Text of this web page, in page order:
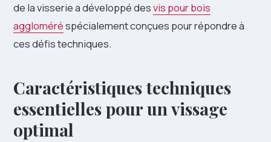
de la visserie a développé desvis pour bois
aggloméréspécialement conçues pour répondre à
ces défis techniques.
Caractéristiques techniques
essentielles pour un vissage
optimal